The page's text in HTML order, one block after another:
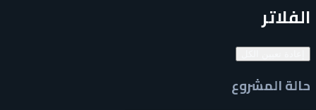
الفلاتر
حالة المشروع